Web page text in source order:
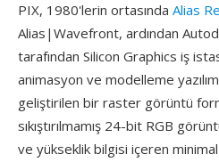
PIX, 1980'lerin ortasında Alias
Alias|Wavefront, ardından
tarafından Silicon Graphics iş
animasyon ve modelleme
geliştirilen bir raster görüntü
sıkıştırılmamış 24-bit RGB
ve yükseklik bilgisi içeren